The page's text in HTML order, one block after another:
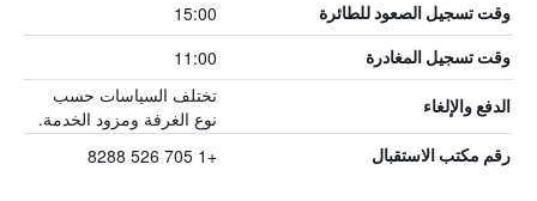
وقت تسجيل الصعود للطائرة 15:00
وقت تسجيل المغادرة 11:00
الدفع والإلغاء
تختلف السياسات حسب
نوع الغرفة ومزود الخدمة.
رقم مكتب الاستقبال +1 705 526 8288